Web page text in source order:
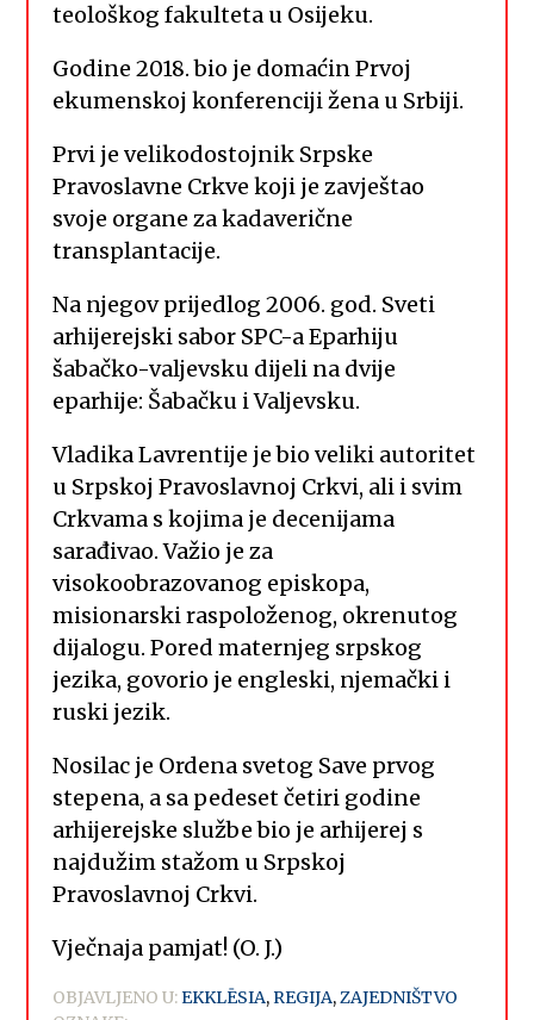
teološkog fakulteta u Osijeku.
Godine 2018. bio je domaćin Prvoj
ekumenskoj konferenciji žena u Srbiji.
Prvi je velikodostojnik Srpske
Pravoslavne Crkve koji je zavještao
svoje organe za kadaverične
transplantacije.
Na njegov prijedlog 2006. god. Sveti
arhijerejski sabor SPC-a Eparhiju
šabačko-valjevsku dijeli na dvije
eparhije: Šabačku i Valjevsku.
Vladika Lavrentije je bio veliki autoritet
u Srpskoj Pravoslavnoj Crkvi, ali i svim
Crkvama s kojima je decenijama
sarađivao. Važio je za
visokoobrazovanog episkopa,
misionarski raspoloženog, okrenutog
dijalogu. Pored maternjeg srpskog
jezika, govorio je engleski, njemački i
ruski jezik.
Nosilac je Ordena svetog Save prvog
stepena, a sa pedeset četiri godine
arhijerejske službe bio je arhijerej s
najdužim stažom u Srpskoj
Pravoslavnoj Crkvi.
Vječnaja pamjat! (O. J.)
OBJAVLJENO U:EKKLĒSIA,REGIJA,ZAJEDNIŠTVO